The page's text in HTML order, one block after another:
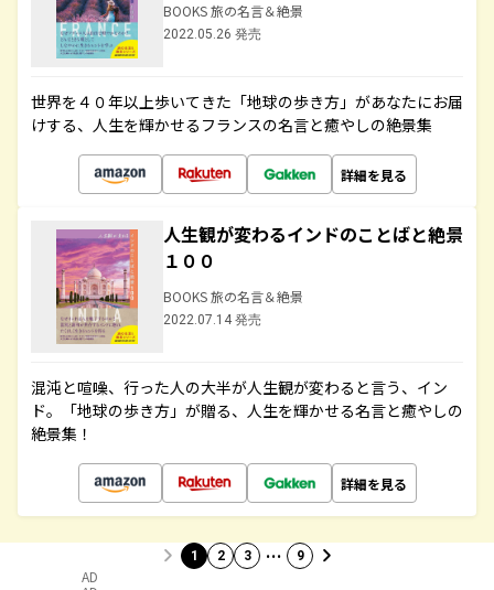
BOOKS 旅の名言＆絶景
2022.05.26 発売
世界を４０年以上歩いてきた「地球の歩き方」があなたにお届
けする、人生を輝かせるフランスの名言と癒やしの絶景集
詳細を見る
人生観が変わるインドのことばと絶景
１００
BOOKS 旅の名言＆絶景
2022.07.14 発売
混沌と喧噪、行った人の大半が人生観が変わると言う、イン
ド。「地球の歩き方」が贈る、人生を輝かせる名言と癒やしの
絶景集！
詳細を見る
1 2 3 … 9
AD